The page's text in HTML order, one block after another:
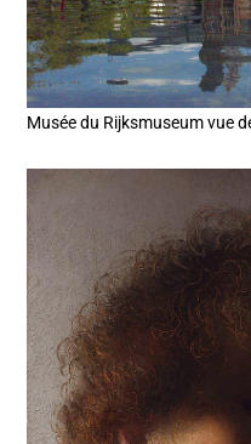
Musée du Rijksmuseum vue